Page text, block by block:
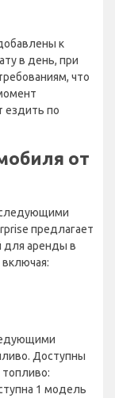
к
в день, при
что
ездить по
от
предлагает
для аренды в
Доступны
1 модель